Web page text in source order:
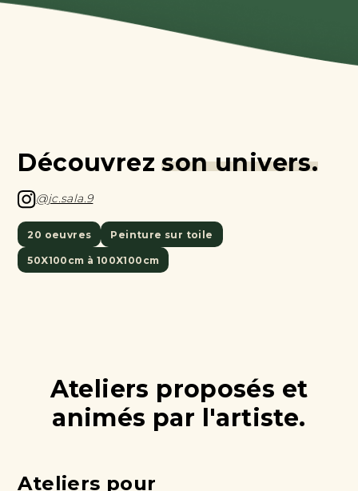
Découvrez son univers.
@jc.sala.9
20 oeuvres Peinture sur toile
50X100cm à 100X100cm
Ateliers proposés et
animés par l'artiste.
Ateliers pour